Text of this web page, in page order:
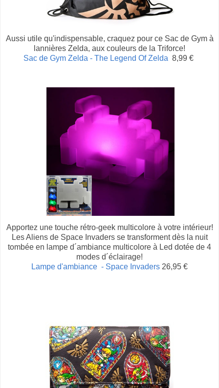
Aussi utile qu'indispensable, craquez pour ce Sac de Gym à
lannières Zelda, aux couleurs de la Triforce!
Sac de Gym Zelda - The Legend Of Zelda 8,99 €
Apportez une touche rétro-geek multicolore à votre intérieur!
Les Aliens de Space Invaders se transforment dès la nuit
tombée en lampe d´ambiance multicolore à Led dotée de 4
modes d´éclairage!
Lampe d'ambiance - Space Invaders 26,95 €